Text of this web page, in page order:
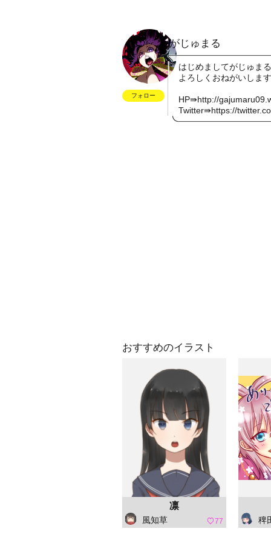
フォロー
がじゅまる
はじめましてがじゅま
よろしくおねがいしま
HP⇛http://
Twitter⇛https://
おすすめのイラスト
凛
風知草 77 稗田 阿